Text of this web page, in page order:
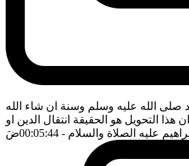
صلى الله عليه وسلم وسنة ان شاء الله
هذا التحويل هو الحقيقة انتقال الدين او
عليه الصلاة والسلام - 00:05:44 ضَ